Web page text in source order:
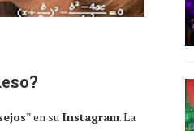
” en su Instagram. La